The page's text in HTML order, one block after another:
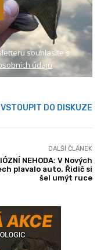
souhlasíte s
údajů
| VSTOUPIT DO DISKUZE
DALŠÍ ČLÁNEK
NEHODA: V Nových
plavalo auto. Řidič si
šel umýt ruce